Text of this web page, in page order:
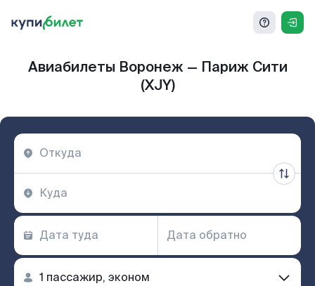
Авиабилеты Воронеж — Париж Сити
(XJY)